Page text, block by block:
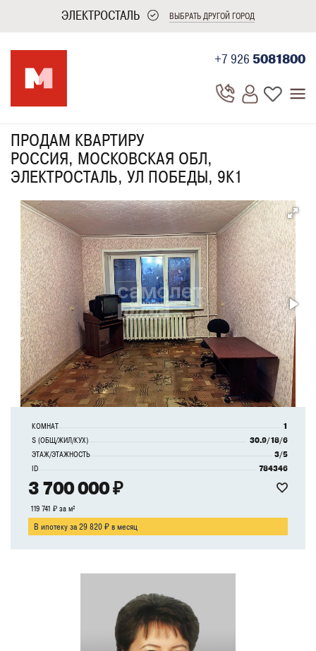
ЭЛЕКТРОСТАЛЬ ВЫБРАТЬ ДРУГОЙ ГОРОД
+7 926 5081800
ПРОДАМ КВАРТИРУ
РОССИЯ, МОСКОВСКАЯ ОБЛ,
ЭЛЕКТРОСТАЛЬ, УЛ ПОБЕДЫ, 9К1
КОМНАТ
1
S (ОБЩ/ЖИЛ/КУХ)
30.9/18/6
ЭТАЖ/ЭТАЖНОСТЬ
3/5
ID
784346
3 700 000 ₽
119 741 ₽ за м²
В ипотеку за 29 820 ₽ в месяц